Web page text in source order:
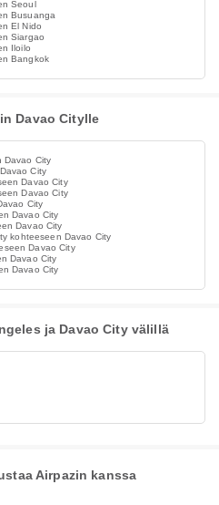
Seoul
Busuanga
El Nido
Siargao
Iloilo
Bangkok
Davao Citylle
Davao City
City
Davao City
Davao City
City
Davao City
Davao City
kohteeseen Davao City
Davao City
Davao City
Davao City
ja Davao City välillä
Airpazin kanssa